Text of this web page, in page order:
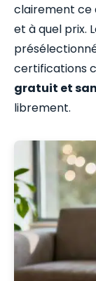
clairement ce
et à quel prix.
certifications
gratuit et
librement.